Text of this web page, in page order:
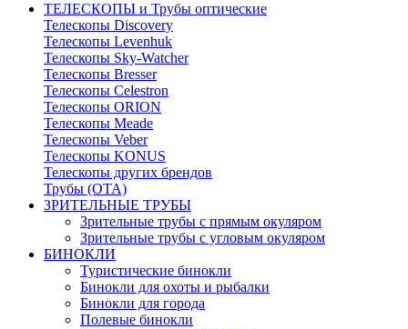
ТЕЛЕСКОПЫ и Трубы оптические
Телескопы Discovery
Телескопы Levenhuk
Телескопы Sky-Watcher
Телескопы Bresser
Телескопы Celestron
Телескопы ORION
Телескопы Meade
Телескопы Veber
Телескопы KONUS
Телескопы других брендов
Трубы (ОТА)
ЗРИТЕЛЬНЫЕ ТРУБЫ
Зрительные трубы с прямым окуляром
Зрительные трубы с угловым окуляром
БИНОКЛИ
Туристические бинокли
Бинокли для охоты и рыбалки
Бинокли для города
Полевые бинокли